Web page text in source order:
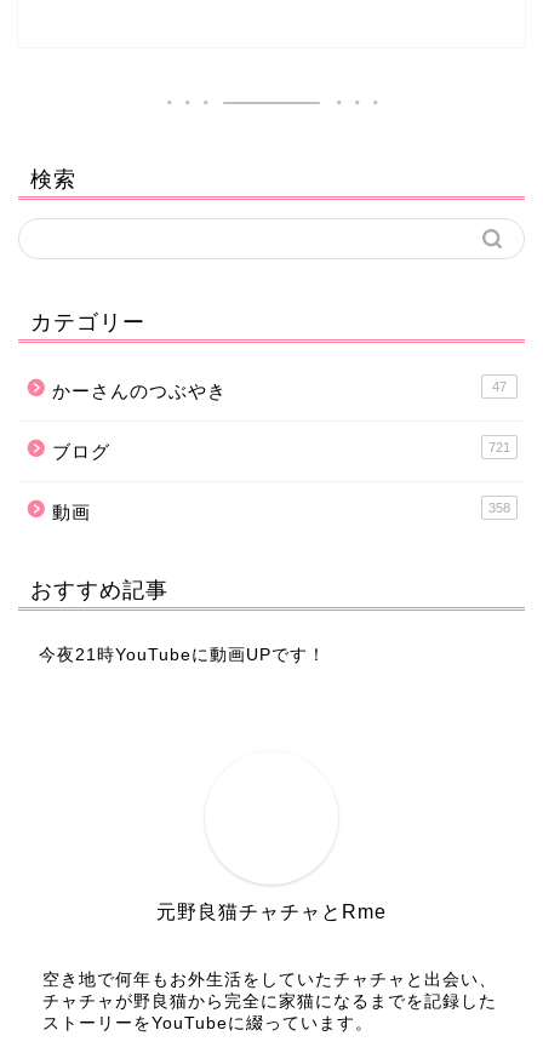
検索
カテゴリー
かーさんのつぶやき 47
ブログ 721
動画 358
おすすめ記事
今夜21時YouTubeに動画UPです！
元野良猫チャチャとRme
空き地で何年もお外生活をしていたチャチャと出会い、
チャチャが野良猫から完全に家猫になるまでを記録した
ストーリーをYouTubeに綴っています。